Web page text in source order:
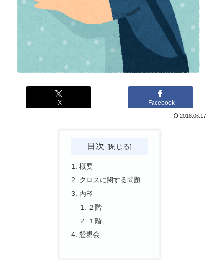
X Facebook
2018.06.17
目次
概要
クロスに関する問題
内容
２階
１階
懇親会